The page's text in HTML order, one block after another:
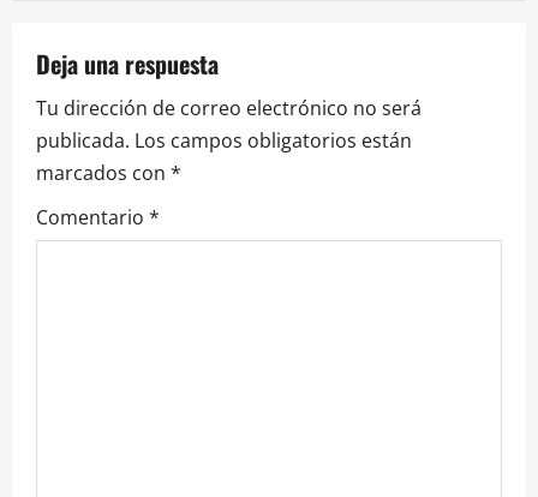
a
c
i
ó
Deja una respuesta
Tu dirección de correo electrónico no será
publicada. Los campos obligatorios están
marcados con *
Comentario *